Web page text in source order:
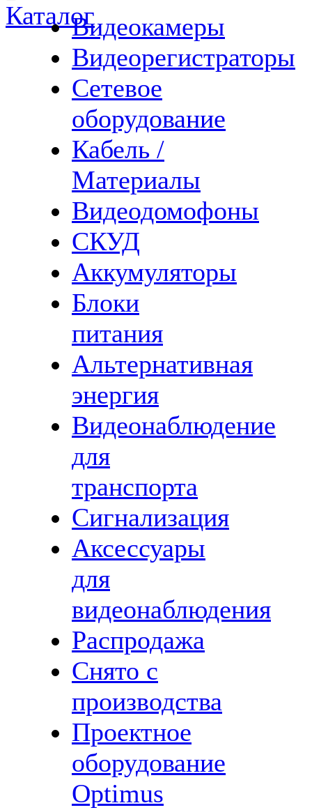
КаталогВидеокамеры
Видеорегистраторы
Сетевое
оборудование
Кабель /
Материалы
Видеодомофоны
СКУД
Аккумуляторы
Блоки
питания
Альтернативная
энергия
Видеонаблюдение
для
транспорта
Сигнализация
Аксессуары
для
видеонаблюдения
Распродажа
Снято с
производства
Проектное
оборудование
Optimus